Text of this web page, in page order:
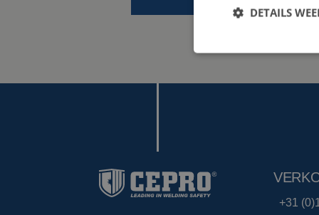
+31
DETAILS